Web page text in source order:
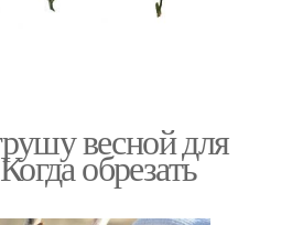
весной для
обрезать